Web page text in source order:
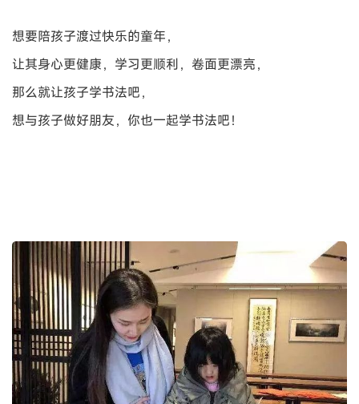
想要陪孩子渡过快乐的童年，
让其身心更健康，学习更顺利，卷面更漂亮，
那么就让孩子学书法吧，
想与孩子做好朋友，你也一起学书法吧！